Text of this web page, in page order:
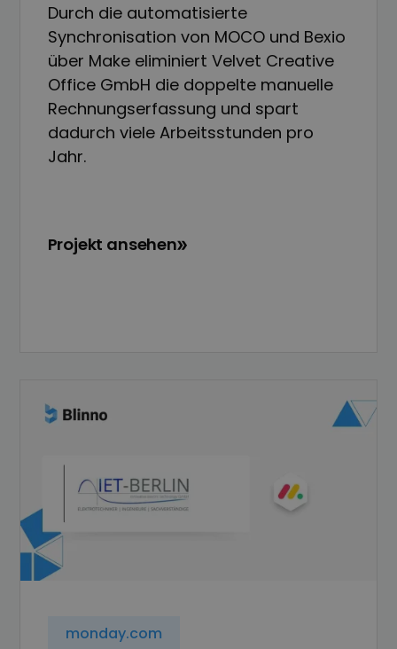
Durch die automatisierte
Synchronisation von MOCO und Bexio
über Make eliminiert Velvet Creative
Office GmbH die doppelte manuelle
Rechnungserfassung und spart
dadurch viele Arbeitsstunden pro
Jahr.
Projekt ansehen
monday.com